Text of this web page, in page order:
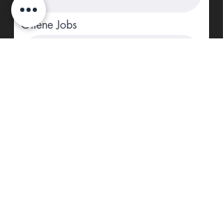
Offene Jobs